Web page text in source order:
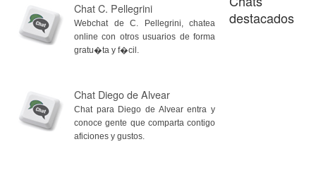
Chat C. Pellegrini
Webchat de C. Pellegrini, chatea
online con otros usuarios de forma
gratu�ta y f�cil.
Chat Diego de Alvear
Chat para Diego de Alvear entra y
conoce gente que comparta contigo
aficiones y gustos.
destacados